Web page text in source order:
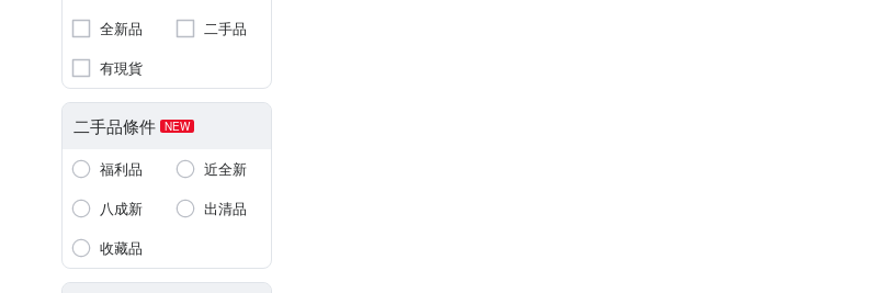
全新品
二手品
有現貨
二手品條件 NEW
福利品
近全新
八成新
出清品
收藏品